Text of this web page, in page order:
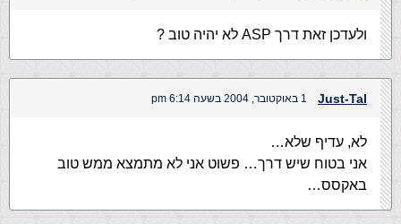
ולעדכן זאת דרך ASP לא יהיה טוב ?
Just-Tal 1 באוקטובר, 2004 בשעה 6:14 pm
לא, עדיף שלא…
אני בטוח שיש דרך… פשוט אני לא מתמצא ממש טוב
באקסס…